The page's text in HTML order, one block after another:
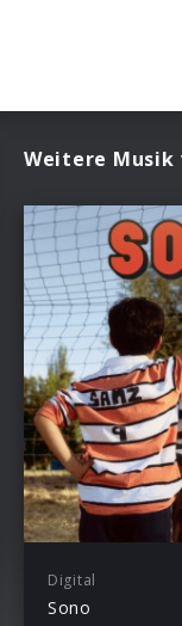
Weitere Musik
Digital
Sono